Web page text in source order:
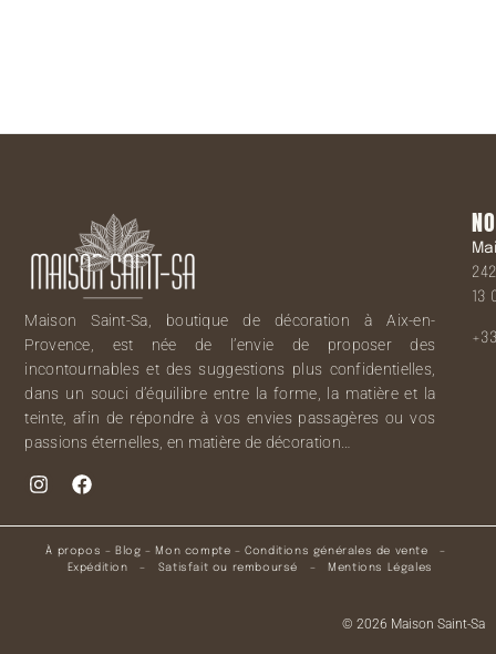
Maison Saint-Sa, boutique de décoration à Aix-en-
Provence, est née de l’envie de proposer des
incontournables et des suggestions plus confidentielles,
dans un souci d’équilibre entre la forme, la matière et la
teinte, afin de répondre à vos envies passagères ou vos
passions éternelles, en matière de décoration…
À propos – Blog – Mon compte –Conditions générales de vente –
Expédition – Satisfait ou remboursé – Mentions Légales
© 2026 Maison Saint-Sa